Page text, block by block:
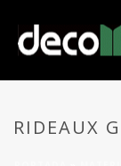
RIDEAUX